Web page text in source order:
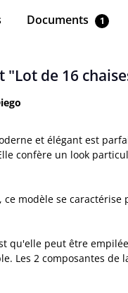
Documents 1
de 16
et élégant est
confère un look
modèle se
qu'elle peut être
Les 2 composantes de